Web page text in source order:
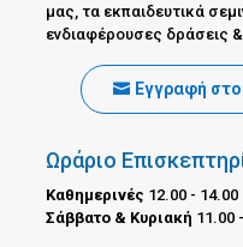
μας, τα εκπαιδευτικά
ενδιαφέρουσες δράσεις
Εγγραφή
Ωράριο
Καθημερινές 12.00 - 14.00
Σάββατο & Κυριακή 11.00